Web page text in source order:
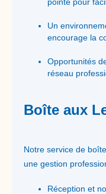
Un
encourage la
Opportunités
réseau
Boîte aux
Notre service de
une gestion
Réception et